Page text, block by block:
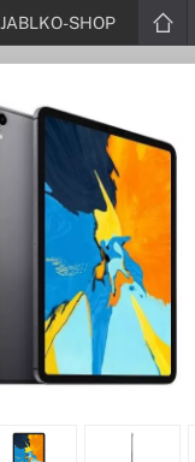
JABLKO-SHOP